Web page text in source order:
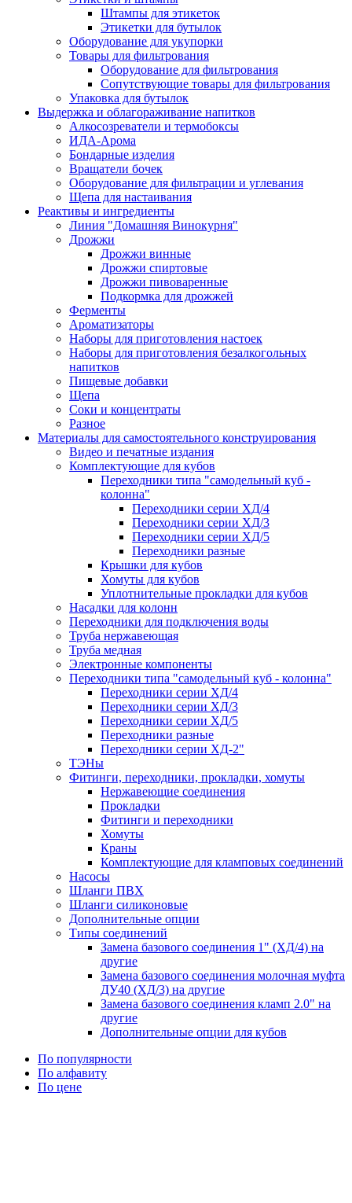
Штампы для этикеток
Этикетки для бутылок
Оборудование для укупорки
Товары для фильтрования
Оборудование для фильтрования
Сопутствующие товары для фильтрования
Упаковка для бутылок
Выдержка и облагораживание напитков
Алкосозреватели и термобоксы
ИДА-Арома
Бондарные изделия
Вращатели бочек
Оборудование для фильтрации и углевания
Щепа для настаивания
Реактивы и ингредиенты
Линия "Домашняя Винокурня"
Дрожжи
Дрожжи винные
Дрожжи спиртовые
Дрожжи пивоваренные
Подкормка для дрожжей
Ферменты
Ароматизаторы
Наборы для приготовления настоек
Наборы для приготовления безалкогольных
напитков
Пищевые добавки
Щепа
Соки и концентраты
Разное
Материалы для самостоятельного конструирования
Видео и печатные издания
Комплектующие для кубов
Переходники типа "самодельный куб -
колонна"
Переходники серии ХД/4
Переходники серии ХД/3
Переходники серии ХД/5
Переходники разные
Крышки для кубов
Хомуты для кубов
Уплотнительные прокладки для кубов
Насадки для колонн
Переходники для подключения воды
Труба нержавеющая
Труба медная
Электронные компоненты
Переходники типа "самодельный куб - колонна"
Переходники серии ХД/4
Переходники серии ХД/3
Переходники серии ХД/5
Переходники разные
Переходники серии ХД-2"
ТЭНы
Фитинги, переходники, прокладки, хомуты
Нержавеющие соединения
Прокладки
Фитинги и переходники
Хомуты
Краны
Комплектующие для кламповых соединений
Насосы
Шланги ПВХ
Шланги силиконовые
Дополнительные опции
Типы соединений
Замена базового соединения 1" (ХД/4) на
другие
Замена базового соединения молочная муфта
ДУ40 (ХД/3) на другие
Замена базового соединения кламп 2.0" на
другие
Дополнительные опции для кубов
По популярности
По алфавиту
По цене